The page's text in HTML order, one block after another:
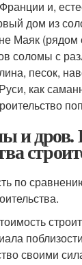
и,
дом из
Маяк
соломы с
песок,
как
и дров.
по
своими